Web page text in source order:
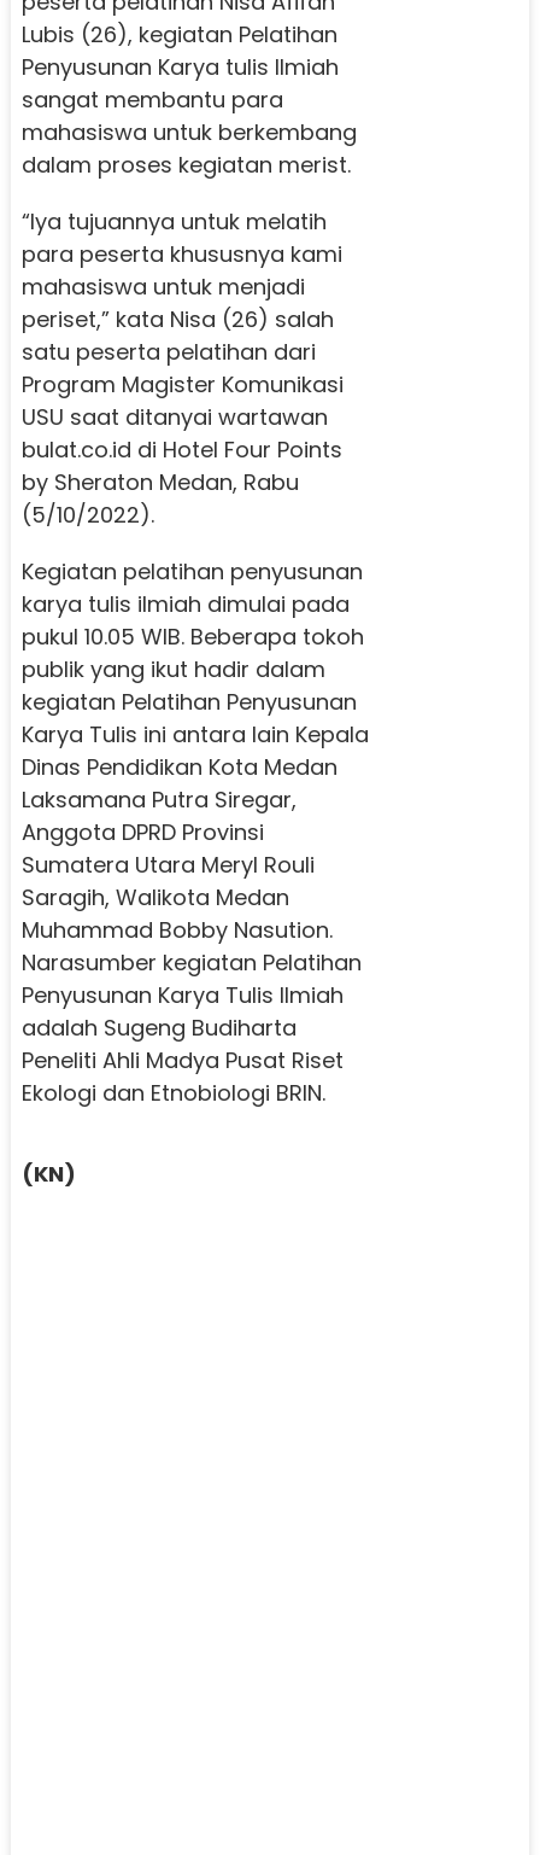
Lubis (26), kegiatan Pelatihan
Penyusunan Karya tulis Ilmiah
sangat membantu para
mahasiswa untuk berkembang
dalam proses kegiatan merist.
“Iya tujuannya untuk melatih
para peserta khususnya kami
mahasiswa untuk menjadi
periset,” kata Nisa (26) salah
satu peserta pelatihan dari
Program Magister Komunikasi
USU saat ditanyai wartawan
bulat.co.id di Hotel Four Points
by Sheraton Medan, Rabu
(5/10/2022).
Kegiatan pelatihan penyusunan
karya tulis ilmiah dimulai pada
pukul 10.05 WIB. Beberapa tokoh
publik yang ikut hadir dalam
kegiatan Pelatihan Penyusunan
Karya Tulis ini antara lain Kepala
Dinas Pendidikan Kota Medan
Laksamana Putra Siregar,
Anggota DPRD Provinsi
Sumatera Utara Meryl Rouli
Saragih, Walikota Medan
Muhammad Bobby Nasution.
Narasumber kegiatan Pelatihan
Penyusunan Karya Tulis Ilmiah
adalah Sugeng Budiharta
Peneliti Ahli Madya Pusat Riset
Ekologi dan Etnobiologi BRIN.
(KN)